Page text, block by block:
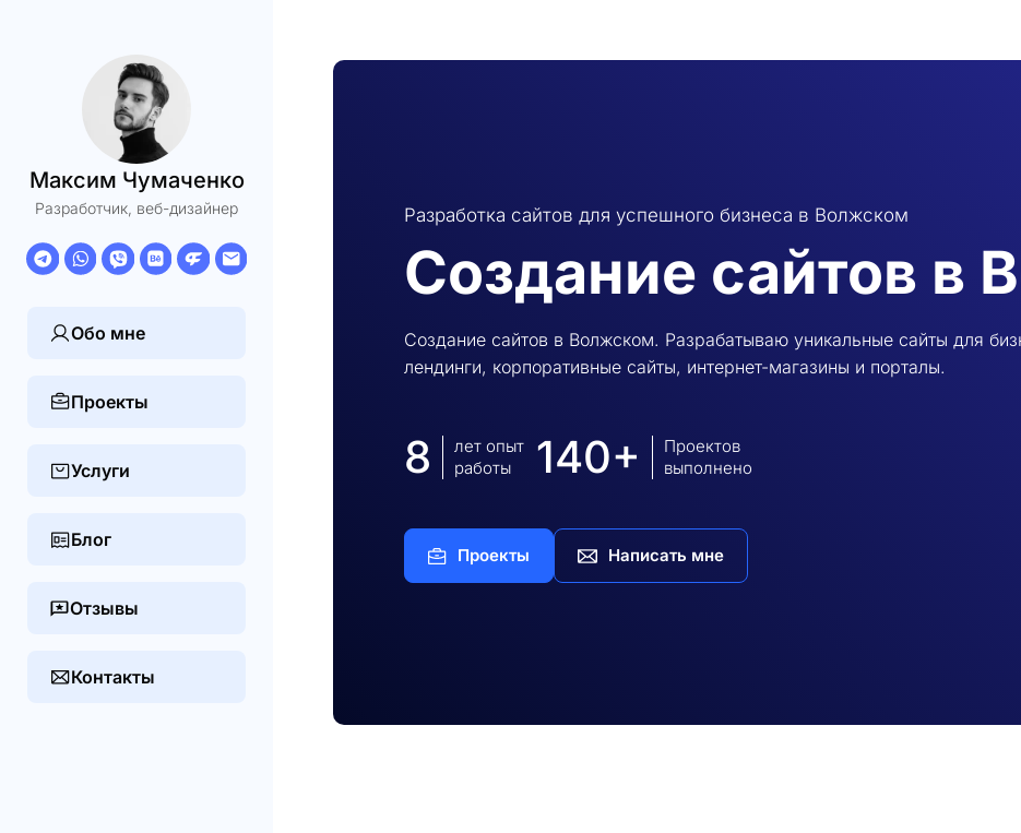
Максим Чумаченко
Разработчик, веб-дизайнер
Обо мне
Проекты
Услуги
Блог
Отзывы
Контакты
Разработка сайтов для успешного бизнеса в Волжском
Создание сайтов в
Создание сайтов в Волжском. Разрабатываю уникальные сайты для
лендинги, корпоративные сайты, интернет-магазины и порталы.
8
лет опыт
работы
140+
Проектов
выполнено
Проекты Написать мне